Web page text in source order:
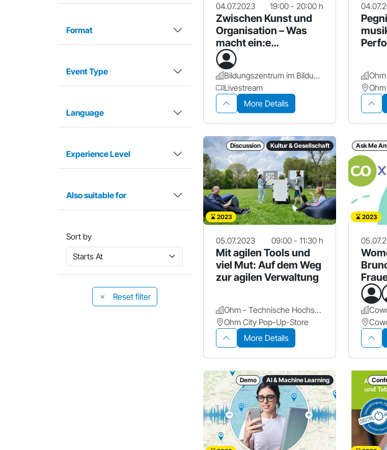
Format
Event Type
Language
Experience Level
Also suitable for
Sort by
Reset filter
04.07.2023 19:00 - 20:00 h
Zwischen Kunst und
Organisation – Was
macht ein:e
Kurator:in?
Bildungszentrum im Bildungscampus Nürnberg
Livestream
More Details
Discussion Kultur & Gesellschaft
2023
05.07.2023 09:00 - 11:30 h
Mit agilen Tools und
viel Mut: Auf dem Weg
zur agilen Verwaltung
Ohm - Technische Hochschule Nürnberg Georg Simon Ohm
Ohm City Pop-Up-Store
More Details
Ask Me
2023
Demo AI & Machine Learning